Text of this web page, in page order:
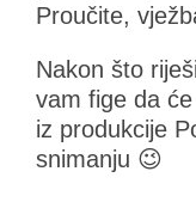
Proučite,
Nakon što
vam fige da
iz produkcije
snimanju 😉